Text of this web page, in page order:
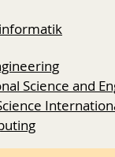
Science and